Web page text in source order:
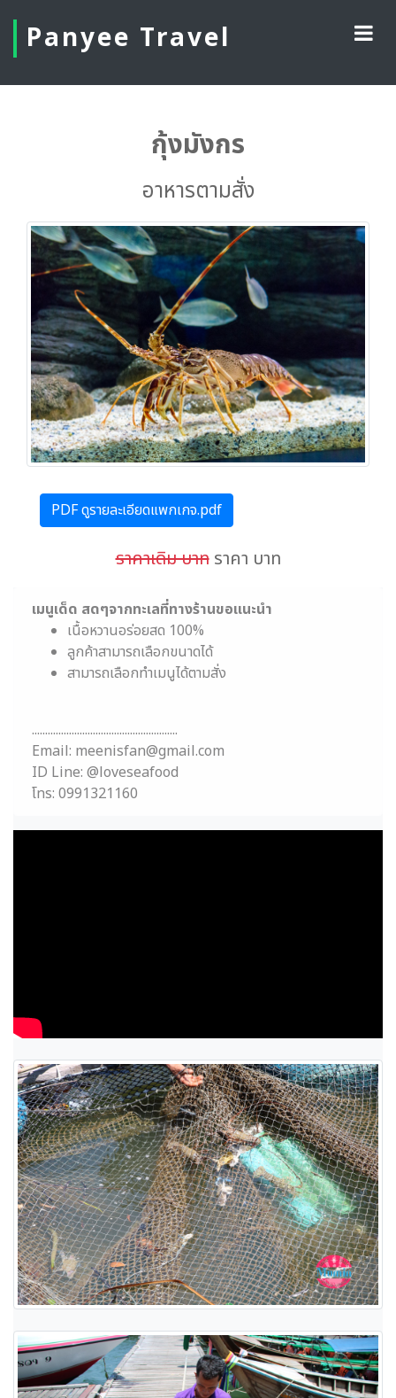
Panyee Travel
กุ้งมังกร
อาหารตามสั่ง
PDF ดูรายละเอียดแพกเกจ.pdf
ราคาเดิม บาทราคา บาท
เมนูเด็ด สดๆจากทะเลที่ทางร้านขอแนะนำ
เนื้อหวานอร่อยสด 100%
ลูกค้าสามารถเลือกขนาดได้
สามารถเลือกทำเมนูได้ตามสั่ง
.......................................................
Email: meenisfan@gmail.com
ID Line: @loveseafood
โทร: 0991321160